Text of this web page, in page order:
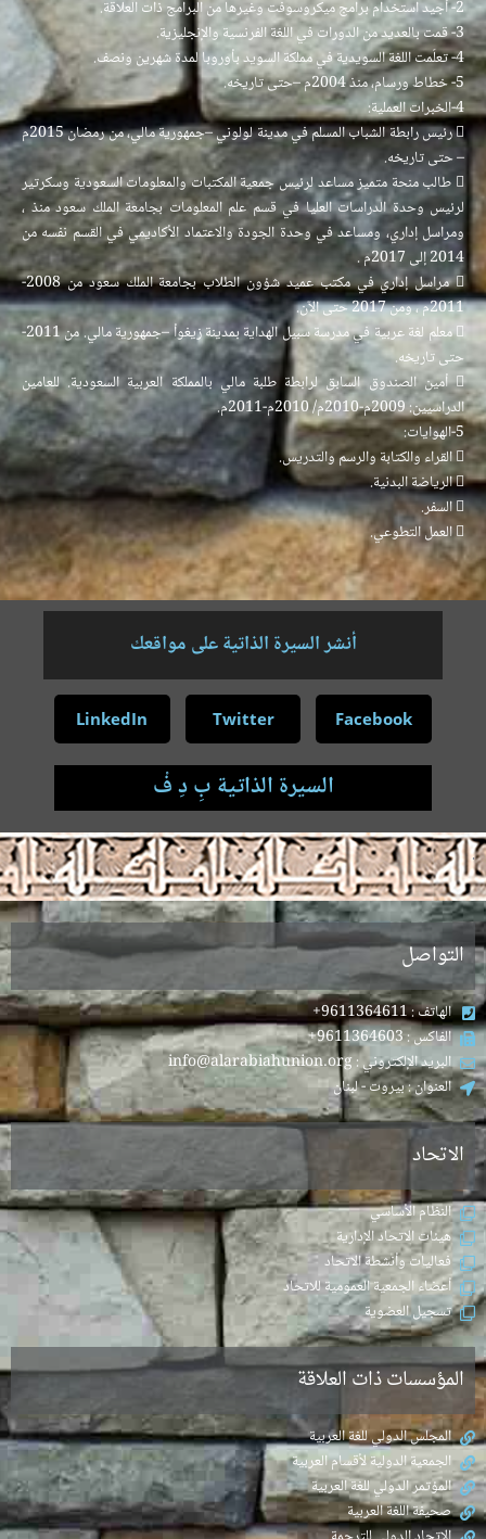
2- أجيد استخدام برامج ميكروسوفت وغيرها من البرامج ذات العلاقة.
3- قمت بالعديد من الدورات في اللغة الفرنسية والإنجليزية.
4- تعلّمت اللغة السويدية في مملكة السويد بأوروبا لمدة شهرين ونصف.
5- خطاط ورسام، منذ 2004م –حتى تاريخه.
4-الخبرات العملية:
 رئيس رابطة الشباب المسلم في مدينة لولوني –جمهورية مالي، من رمضان 2015م
– حتى تاريخه.
 طالب منحة متميز مساعد لرئيس جمعية المكتبات والمعلومات السعودية وسكرتير
لرئيس وحدة الدراسات العليا في قسم علم المعلومات بجامعة الملك سعود منذ ،
ومراسل إداري، ومساعد في وحدة الجودة والاعتماد الأكاديمي في القسم نفسه من
2014 إلى 2017م .
 مراسل إداري في مكتب عميد شؤون الطلاب بجامعة الملك سعود من 2008-
2011م ، ومن 2017 حتى الآن.
 معلم لغة عربية في مدرسة سبيل الهداية بمدينة زيغوأ –جمهورية مالي. من 2011-
حتى تاريخه.
 أمين الصندوق السابق لرابطة طلبة مالي بالمملكة العربية السعودية. للعامين
الدراسيين: 2009م-2010م/ 2010م-2011م.
5-الهوايات:
 القراء والكتابة والرسم والتدريس.
 الرياضة البدنية.
 السفر.
 العمل التطوعي.
أنشر السيرة الذاتية على مواقعك
Facebook
Twitter
LinkedIn
السيرة الذاتية بِ دِ فْ
.
التواصل
الهاتف : 9611364611+
الفاكس : 9611364603+
البريد الإلكتروني : info@alarabiahunion.org
العنوان : بيروت - لبنان
الاتحاد
النظام الأساسي
هيئات الاتحاد الإدارية
فعاليات وأنشطة الاتحاد
أعضاء الجمعية العمومية للاتحاد
تسجيل العضوية
المؤسسات ذات العلاقة
المجلس الدولي للغة العربية
الجمعية الدولية لأقسام العربية
المؤتمر الدولي للغة العربية
صحيفة اللغة العربية